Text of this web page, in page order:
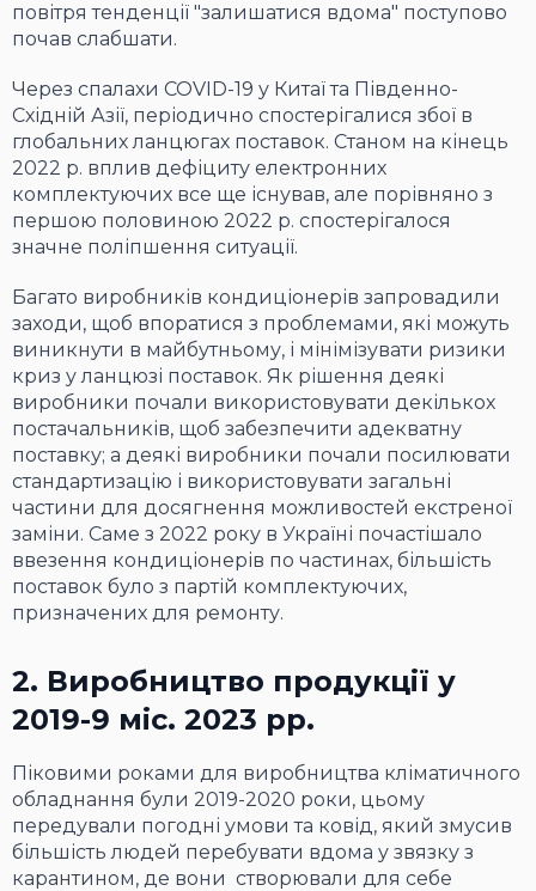
повітря тенденції "залишатися вдома" поступово
почав слабшати.
Через спалахи COVID-19 у Китаї та Південно-
Східній Азії, періодично спостерігалися збої в
глобальних ланцюгах поставок. Станом на кінець
2022 р. вплив дефіциту електронних
комплектуючих все ще існував, але порівняно з
першою половиною 2022 р. спостерігалося
значне поліпшення ситуації.
Багато виробників кондиціонерів запровадили
заходи, щоб впоратися з проблемами, які можуть
виникнути в майбутньому, і мінімізувати ризики
криз у ланцюзі поставок. Як рішення деякі
виробники почали використовувати декількох
постачальників, щоб забезпечити адекватну
поставку; а деякі виробники почали посилювати
стандартизацію і використовувати загальні
частини для досягнення можливостей екстреної
заміни. Саме з 2022 року в Україні почастішало
ввезення кондиціонерів по частинах, більшість
поставок було з партій комплектуючих,
призначених для ремонту.
2. Виробництво продукції у
2019-9 міс. 2023 рр.
Піковими роками для виробництва кліматичного
обладнання були 2019-2020 роки, цьому
передували погодні умови та ковід, який змусив
більшість людей перебувати вдома у звязку з
карантином, де вони створювали для себе